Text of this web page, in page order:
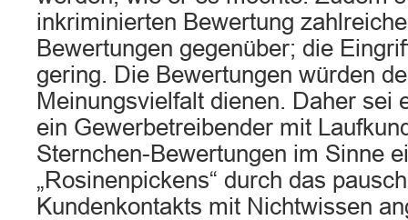
inkriminierten Bewertung
Bewertungen gegenüber; die
gering. Die Bewertungen würden
Meinungsvielfalt dienen. Daher sei
ein Gewerbetreibender mit
Sternchen-Bewertungen im Sinne
„Rosinenpickens“ durch das
Kundenkontakts mit Nichtwissen